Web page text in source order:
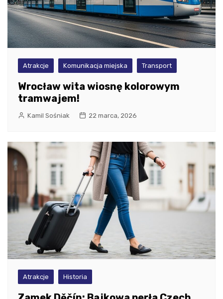
Atrakcje Komunikacja miejska Transport
Wrocław wita wiosnę kolorowym
tramwajem!
Kamil Sośniak 22 marca, 2026
Atrakcje Historia